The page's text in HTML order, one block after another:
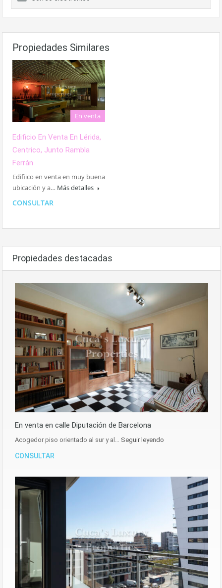
Propiedades Similares
En venta
Edificio En Venta En Lérida,
Centrico, Junto Rambla
Ferrán
Edifiico en venta en muy buena
ubicación y a… Más detalles
CONSULTAR
Propiedades destacadas
En venta en calle Diputación de Barcelona
Acogedor piso orientado al sur y al… Seguir leyendo
CONSULTAR